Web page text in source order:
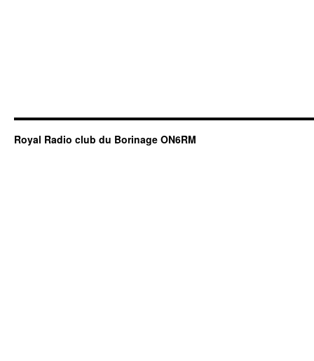
Royal Radio club du Borinage ON6RM